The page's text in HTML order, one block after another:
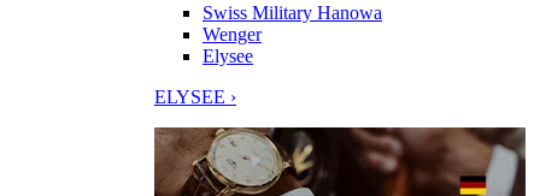
Swiss Military Hanowa
Wenger
Elysee
ELYSEE ›